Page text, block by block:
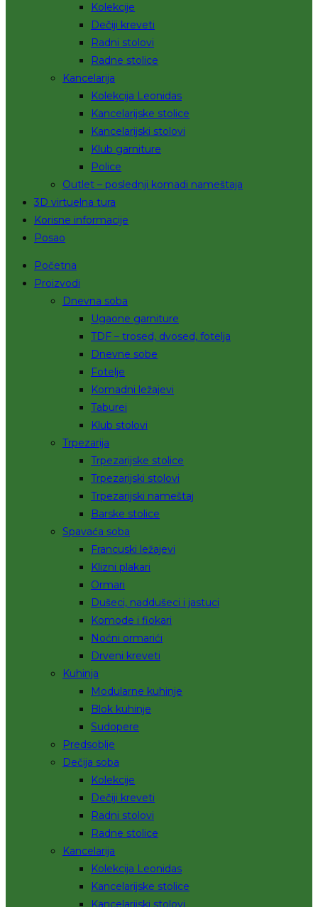
Kolekcije
Dečiji kreveti
Radni stolovi
Radne stolice
Kancelarija
Kolekcija Leonidas
Kancelarijske stolice
Kancelarijski stolovi
Klub garniture
Police
Outlet – poslednji komadi nameštaja
3D virtuelna tura
Korisne informacije
Posao
Početna
Proizvodi
Dnevna soba
Ugaone garniture
TDF – trosed, dvosed, fotelja
Dnevne sobe
Fotelje
Komadni ležajevi
Taburei
Klub stolovi
Trpezarija
Trpezarijske stolice
Trpezarijski stolovi
Trpezarijski nameštaj
Barske stolice
Spavaća soba
Francuski ležajevi
Klizni plakari
Ormari
Dušeci, naddušeci i jastuci
Komode i fiokari
Noćni ormarići
Drveni kreveti
Kuhinja
Modularne kuhinje
Blok kuhinje
Sudopere
Predsoblje
Dečija soba
Kolekcije
Dečiji kreveti
Radni stolovi
Radne stolice
Kancelarija
Kolekcija Leonidas
Kancelarijske stolice
Kancelarijski stolovi